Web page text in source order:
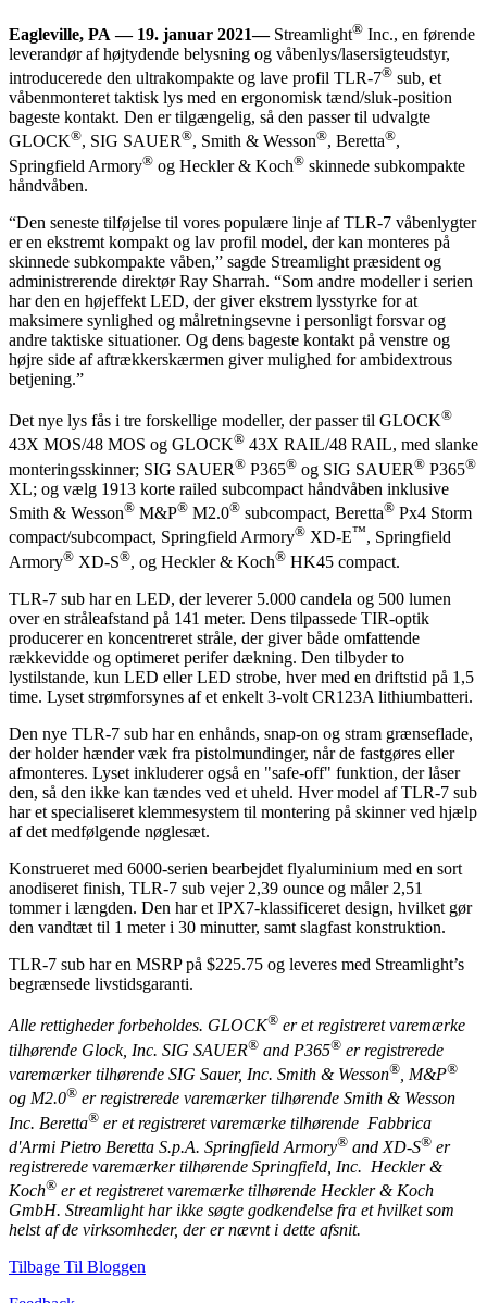
Eagleville, PA—19. januar 2021—Streamlight® Inc., en førende
leverandør af højtydende belysning og våbenlys/lasersigteudstyr,
introducerede den ultrakompakte og lave profil TLR-7® sub, et
våbenmonteret taktisk lys med en ergonomisk tænd/sluk-position
bageste kontakt. Den er tilgængelig, så den passer til udvalgte
GLOCK®, SIG SAUER®, Smith & Wesson®, Beretta®,
Springfield Armory® og Heckler & Koch® skinnede subkompakte
håndvåben.
“Den seneste tilføjelse til vores populære linje af TLR-7 våbenlygter
er en ekstremt kompakt og lav profil model, der kan monteres på
skinnede subkompakte våben,” sagde Streamlight præsident og
administrerende direktør Ray Sharrah. “Som andre modeller i serien
har den en højeffekt LED, der giver ekstrem lysstyrke for at
maksimere synlighed og målretningsevne i personligt forsvar og
andre taktiske situationer. Og dens bageste kontakt på venstre og
højre side af aftrækkerskærmen giver mulighed for ambidextrous
betjening.”
Det nye lys fås i tre forskellige modeller, der passer til GLOCK®
43X MOS/48 MOS og GLOCK® 43X RAIL/48 RAIL, med slanke
monteringsskinner; SIG SAUER® P365® og SIG SAUER® P365®
XL; og vælg 1913 korte railed subcompact håndvåben inklusive
Smith & Wesson® M&P® M2.0® subcompact, Beretta® Px4 Storm
compact/subcompact, Springfield Armory® XD-E™, Springfield
Armory® XD-S®, og Heckler & Koch® HK45 compact.
TLR-7 sub har en LED, der leverer 5.000 candela og 500 lumen
over en stråleafstand på 141 meter. Dens tilpassede TIR-optik
producerer en koncentreret stråle, der giver både omfattende
rækkevidde og optimeret perifer dækning. Den tilbyder to
lystilstande, kun LED eller LED strobe, hver med en driftstid på 1,5
time. Lyset strømforsynes af et enkelt 3-volt CR123A lithiumbatteri.
Den nye TLR-7 sub har en enhånds, snap-on og stram grænseflade,
der holder hænder væk fra pistolmundinger, når de fastgøres eller
afmonteres. Lyset inkluderer også en "safe-off" funktion, der låser
den, så den ikke kan tændes ved et uheld. Hver model af TLR-7 sub
har et specialiseret klemmesystem til montering på skinner ved hjælp
af det medfølgende nøglesæt.
Konstrueret med 6000-serien bearbejdet flyaluminium med en sort
anodiseret finish, TLR-7 sub vejer 2,39 ounce og måler 2,51
tommer i længden. Den har et IPX7-klassificeret design, hvilket gør
den vandtæt til 1 meter i 30 minutter, samt slagfast konstruktion.
TLR-7 sub har en MSRP på $225.75 og leveres med Streamlight’s
begrænsede livstidsgaranti.
Alle rettigheder forbeholdes. GLOCK® er et registreret varemærke
tilhørende Glock, Inc. SIG SAUER® and P365® er registrerede
varemærker tilhørende SIG Sauer, Inc. Smith & Wesson® , M&P®
og M2.0® er registrerede varemærker tilhørende Smith & Wesson
Inc. Beretta® er et registreret varemærke tilhørende Fabbrica
d'Armi Pietro Beretta S.p.A. Springfield Armory® and XD-S® er
registrerede varemærker tilhørende Springfield, Inc. Heckler &
Koch® er et registreret varemærke tilhørende Heckler & Koch
GmbH. Streamlight har ikke søgte godkendelse fra et hvilket som
helst af de virksomheder, der er nævnt i dette afsnit.
Tilbage Til Bloggen